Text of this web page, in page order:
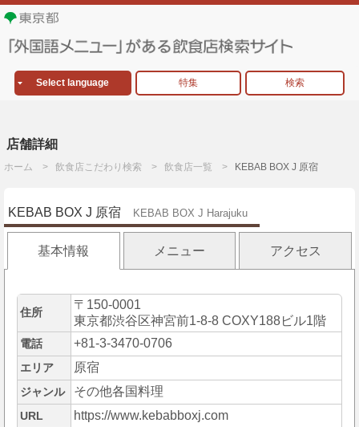
Select language 特集 検索
店舗詳細
ホーム 飲食店こだわり検索 飲食店一覧 KEBAB BOX J 原宿
KEBAB BOX J 原宿 KEBAB BOX J Harajuku
基本情報 メニュー アクセス
住所
〒150-0001
東京都渋谷区神宮前1-8-8 COXY188ビル1階
電話 +81-3-3470-0706
エリア 原宿
ジャンル その他各国料理
URL https://www.kebabboxj.com